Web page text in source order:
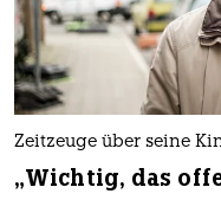
Zeitzeuge über seine
„Wichtig, das